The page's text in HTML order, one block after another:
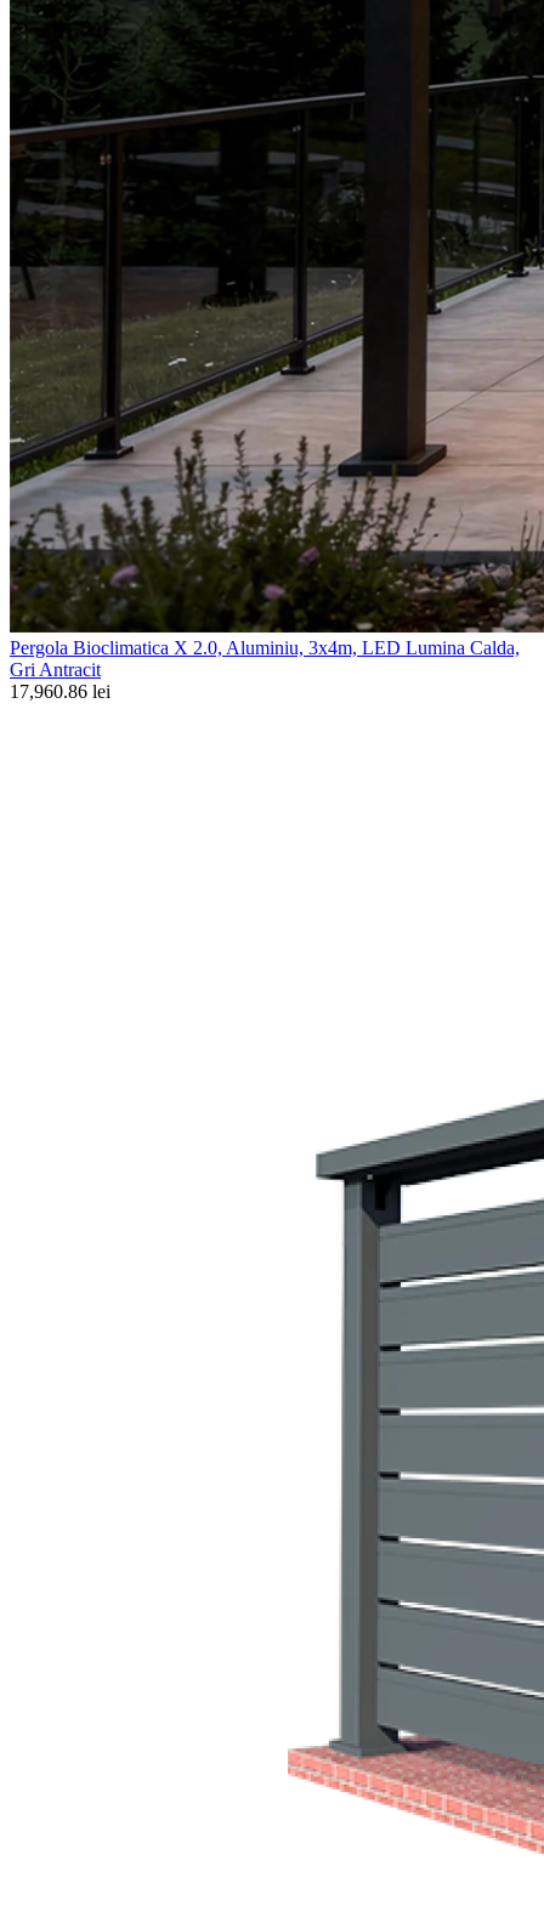
Pergola Bioclimatica X 2.0, Aluminiu, 3x4m, LED Lumina Calda,
Gri Antracit
17,960.86 lei